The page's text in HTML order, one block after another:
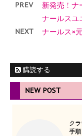
PREV
新発売！
ナールス
NEXT ナールス×
購読する
NEW POST
ク
手